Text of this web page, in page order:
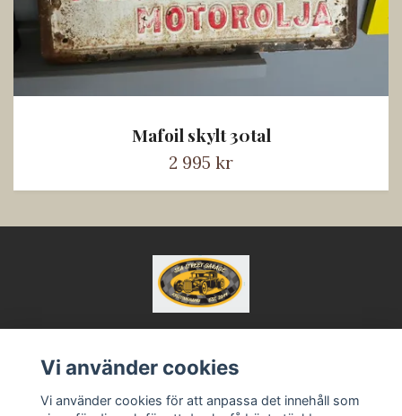
Mafoil skylt 30tal
2 995 kr
Kontakt
Köpvillkor
Vi använder cookies
Vi använder cookies för att anpassa det innehåll som